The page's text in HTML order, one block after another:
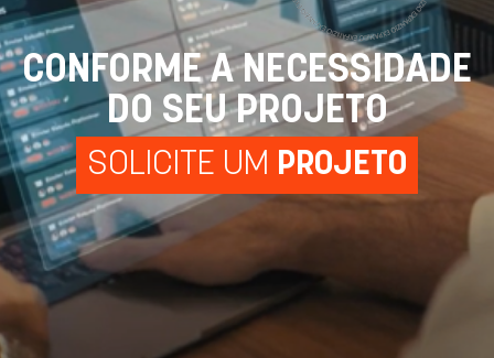
CONFORME A NECESSIDADE
DO SEU PROJETO
SOLICITE UM PROJETO